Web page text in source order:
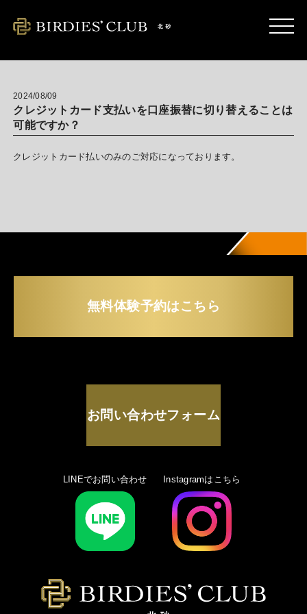
2024/08/09
クレジットカード支払いを口座振替に切り替えることは
可能ですか？
クレジットカード払いのみのご対応になっております。
無料体験予約はこちら
お問い合わせフォーム
LINEでお問い合わせ Instagramはこちら